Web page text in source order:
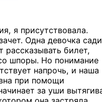
я присутствовала.
Одна девочка
рассказывать билет,
шпоры. Но понимание
напрочь, и наша
при помощи
за уши